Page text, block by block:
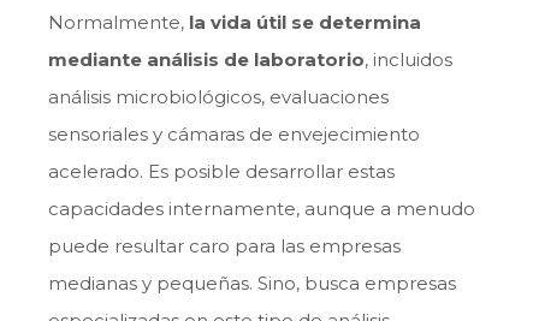
Normalmente, la vida útil se determina
mediante análisis de laboratorio, incluidos
análisis microbiológicos, evaluaciones
sensoriales y cámaras de envejecimiento
acelerado. Es posible desarrollar estas
capacidades internamente, aunque a menudo
puede resultar caro para las empresas
medianas y pequeñas. Sino, busca empresas